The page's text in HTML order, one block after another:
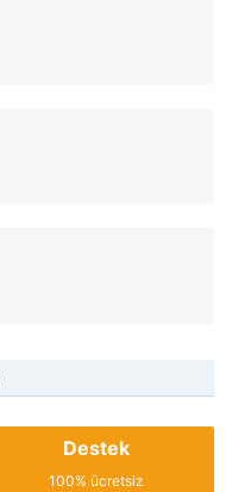
Destek
100% ücretsiz